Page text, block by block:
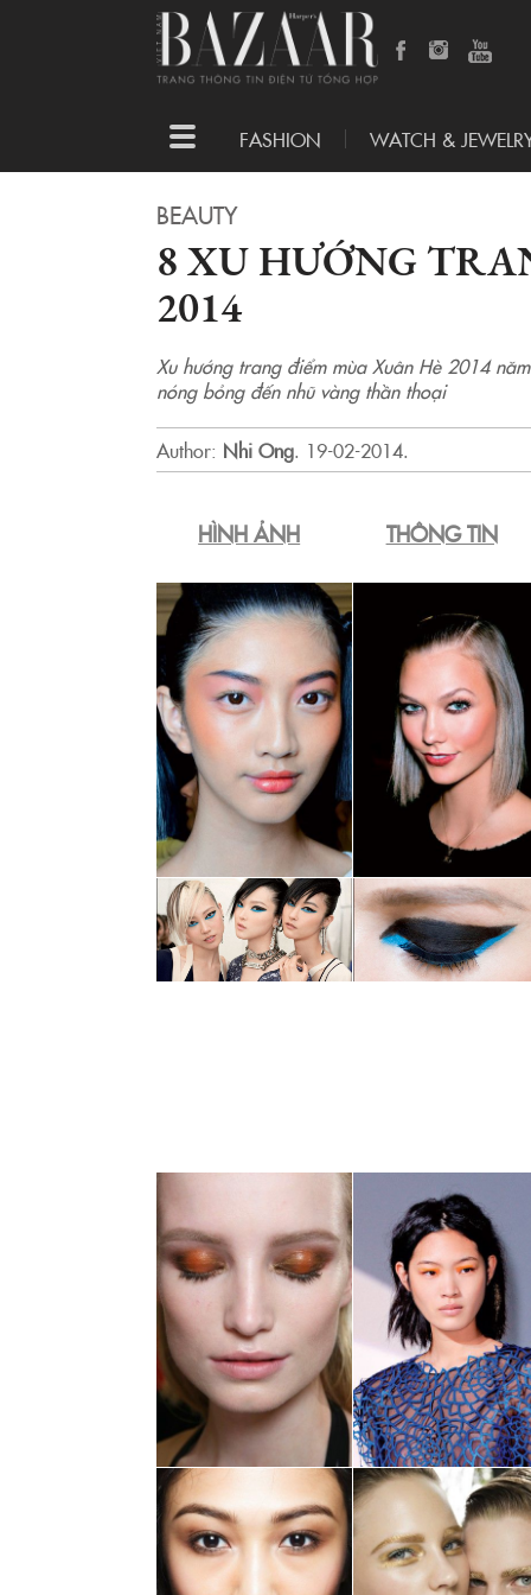
Toggle
navigation
FASHION WATCH &
BEAUTY
8 XU HƯỚNG
2014
Xu hướng trang điểm mùa Xuân Hè 2014
nóng bỏng đến nhũ vàng thần thoại
Author: Nhi Ong. 19-02-2014.
HÌNH ẢNH THÔNG TIN